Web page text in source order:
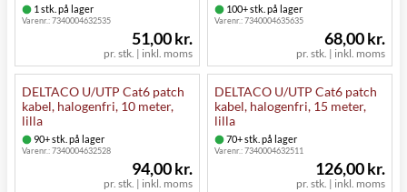
1 stk. på lager
Varenr.:7340004632535
pr. stk. | inkl. moms
51,00 kr.
100+ stk. på lager
Varenr.:7340004635635
pr. stk. | inkl. moms
68,00 kr.
DELTACO U/UTP Cat6 patch
kabel, halogenfri, 10 meter,
lilla
90+ stk. på lager
Varenr.:7340004632528
pr. stk. | inkl. moms
94,00 kr.
DELTACO U/UTP Cat6 patch
kabel, halogenfri, 15 meter,
lilla
70+ stk. på lager
Varenr.:7340004632511
pr. stk. | inkl. moms
126,00 kr.